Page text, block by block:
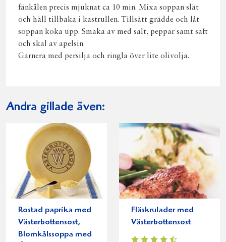
fänkålen precis mjuknat ca 10 min. Mixa soppan slät
och häll tillbaka i kastrullen. Tillsätt grädde och låt
soppan koka upp. Smaka av med salt, peppar samt saft
och skal av apelsin.
Garnera med persilja och ringla över lite olivolja.
Andra gillade även:
Rostad paprika med
Västerbottensost,
Blomkålssoppa med
Fläskrulader med
Västerbottensost